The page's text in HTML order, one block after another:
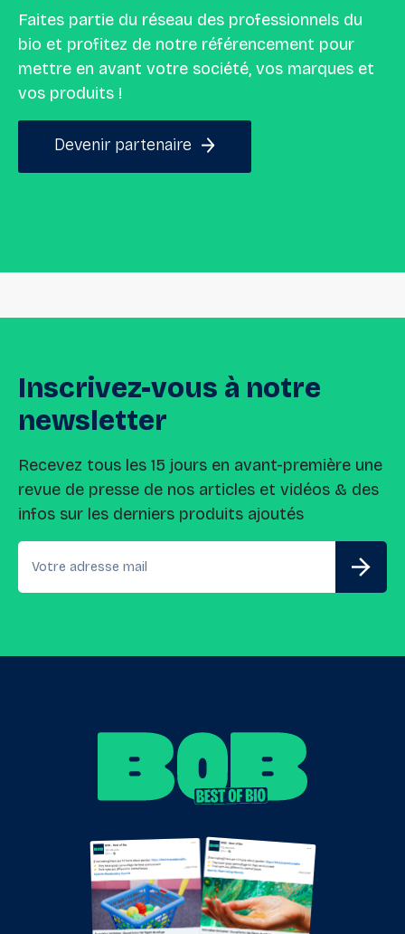
Faites partie du réseau des professionnels du
bio et profitez de notre référencement pour
mettre en avant votre société, vos marques et
vos produits !
Devenir partenaire
Inscrivez-vous à notre
newsletter
Recevez tous les 15 jours en avant-première une
revue de presse de nos articles et vidéos & des
infos sur les derniers produits ajoutés